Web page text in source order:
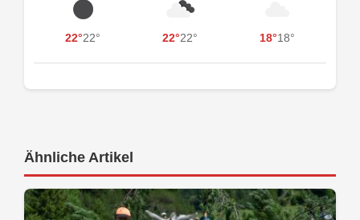
22°22° 22°22° 18°18°
Ähnliche Artikel